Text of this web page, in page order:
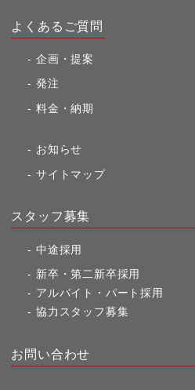
よくあるご質問
企画・提案
発注
料金・納期
お知らせ
サイトマップ
スタッフ募集
中途採用
新卒・第二新卒採用
アルバイト・パート採用
協力スタッフ募集
お問い合わせ